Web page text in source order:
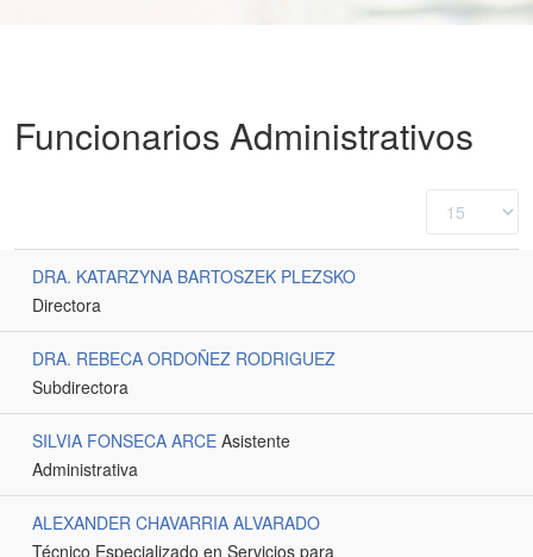
Funcionarios Administrativos
Cantidad
a
DRA. KATARZYNA BARTOSZEK PLEZSKO
Directora
DRA. REBECA ORDOÑEZ RODRIGUEZ
Subdirectora
SILVIA FONSECA ARCE Asistente
Administrativa
ALEXANDER CHAVARRIA ALVARADO
Técnico Especializado en Servicios para